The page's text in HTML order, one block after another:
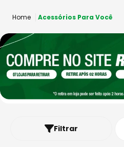
3 º capacete
4º fw3
5º jaqueta
axxis fenix
Acessórios Para Você
Filtrar